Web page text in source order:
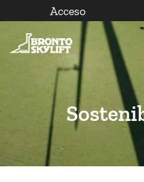
contenido
Acceso